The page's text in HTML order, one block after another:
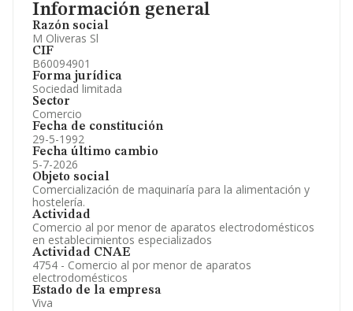
Información general
Razón social
M Oliveras Sl
CIF
B60094901
Forma jurídica
Sociedad limitada
Sector
Comercio
Fecha de constitución
29-5-1992
Fecha último cambio
5-7-2026
Objeto social
Comercialización de maquinaría para la alimentación y
hostelería.
Actividad
Comercio al por menor de aparatos electrodomésticos
en establecimientos especializados
Actividad CNAE
4754 - Comercio al por menor de aparatos
electrodomésticos
Estado de la empresa
Viva